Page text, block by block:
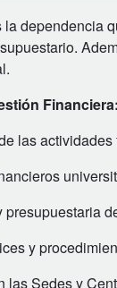
dependencia
Financiera:
las
y
las Sedes y